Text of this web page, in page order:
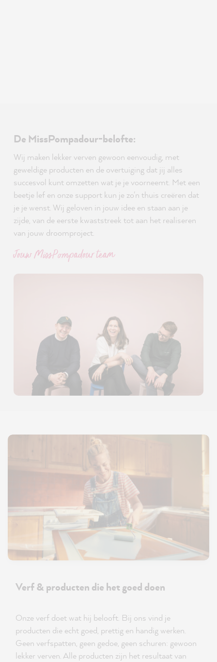
De MissPompadour-belofte:
Wij maken lekker verven gewoon eenvoudig, met
geweldige producten en de overtuiging dat jij alles
succesvol kunt omzetten wat je je voorneemt. Met een
beetje lef en onze support kun je zo'n thuis creëren dat
je je wenst. Wij geloven in jouw idee en staan aan je
zijde, van de eerste kwaststreek tot aan het realiseren
van jouw droomproject.
Jouw MissPompadour team
Verf & producten die het goed doen
Onze verf doet wat hij belooft. Bij ons vind je
producten die echt goed, prettig en handig werken.
Geen verfspatten, geen gedoe, geen schuren: gewoon
lekker verven. Alle producten zijn het resultaat van